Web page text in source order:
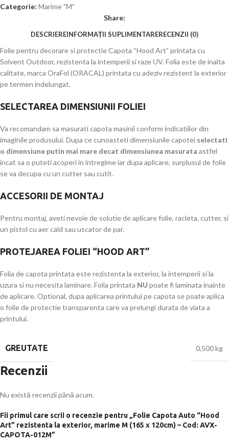
Categorie: Marime "M"
Share:
DESCRIEREINFORMAȚII SUPLIMENTARERECENZII (0)
Folie pentru decorare si protectie Capota “Hood Art” printata cu
Solvent Outdoor, rezistenta la intemperii si raze UV. Folia este de inalta
calitate, marca OraFol (ORACAL) printata cu adeziv rezistent la exterior
pe termen indelungat.
SELECTAREA DIMENSIUNII FOLIEI
Va recomandam sa masurati capota masinii conform indicatiilor din
imaginile produsului. Dupa ce cunoasteti dimensiunile capotei selectati
o dimensiune putin mai mare decat dimensiunea masurata astfel
incat sa o puteti acoperi in intregime iar dupa aplicare, surplusul de folie
se va decupa cu un cutter sau cutit.
ACCESORII DE MONTAJ
Pentru montaj, aveti nevoie de solutie de aplicare folie, racleta, cutter, si
un pistol cu aer cald sau uscator de par.
PROTEJAREA FOLIEI “HOOD ART”
Folia de capota printata este rezistenta la exterior, la intemperii si la
uzura si nu necesita laminare. Folia printata NU poate fi laminata inainte
de aplicare. Optional, dupa aplicarea printului pe capota se poate aplica
o folie de protectie transparenta care va prelungi durata de viata a
printului.
GREUTATE 0,500 kg
Recenzii
Nu există recenzii până acum.
Fii primul care scrii o recenzie pentru „Folie Capota Auto “Hood
Art” rezistenta la exterior, marime M (165 x 120cm) – Cod: AVX-
CAPOTA-012M”